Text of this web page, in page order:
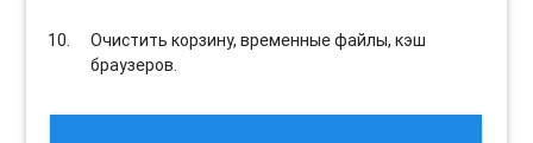
Очистить корзину, временные файлы, кэш
браузеров.